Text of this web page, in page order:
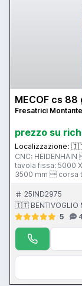
MECOF cs 88
Fresatrici
prezzo su
Localizzazione:
CNC:
tavola fissa: 5000
3500 mm  corsa
verticale: 1700
25IND2975
🇮🇹 BENTIVOGLIO
5